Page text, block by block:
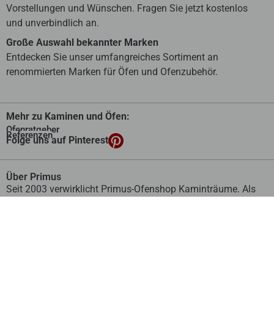
Vorstellungen und Wünschen. Fragen Sie jetzt kostenlos
und unverbindlich an.
Große Auswahl bekannter Marken
Entdecken Sie unser umfangreiches Sortiment an
renommierten Marken für Öfen und Ofenzubehör.
Mehr zu Kaminen und Öfen:
Ofenratgeber
Referenzen
Folge uns auf Pinterest
Über Primus
Seit 2003 verwirklicht Primus-Ofenshop Kaminträume. Als